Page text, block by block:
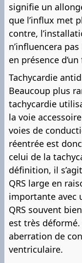
signifie un
que l’influx met
contre,
n’influencera
en présence
Tachycardie
Beaucoup plus
tachycardie
la voie
voies de
réentrée est
celui de la
définition, il
QRS large en
importante avec
QRS souvent
est très déformé.
aberration de
ventriculaire.